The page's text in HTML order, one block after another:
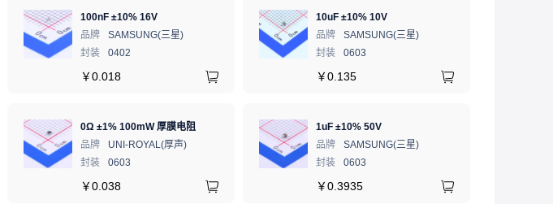
100nF ±10% 16V
品牌
SAMSUNG(三星)
封装
0402
￥0.018
10uF ±10% 10V
品牌
SAMSUNG(三星)
封装
0603
￥0.135
0Ω ±1% 100mW 厚膜电阻
品牌
UNI-ROYAL(厚声)
封装
0603
￥0.038
1uF ±10% 50V
品牌
SAMSUNG(三星)
封装
0603
￥0.3935